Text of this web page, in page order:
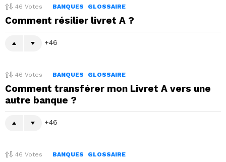
46 Votes BANQUES GLOSSAIRE
Comment résilier livret A ?
46
46 Votes BANQUES GLOSSAIRE
Comment transférer mon Livret A vers une
autre banque ?
46
46 Votes BANQUES GLOSSAIRE